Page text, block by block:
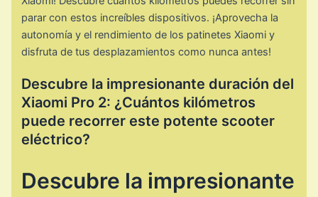
parar con estos increíbles dispositivos. ¡Aprovecha la
autonomía y el rendimiento de los patinetes Xiaomi y
disfruta de tus desplazamientos como nunca antes!
Descubre la impresionante duración del
Xiaomi Pro 2: ¿Cuántos kilómetros
puede recorrer este potente scooter
eléctrico?
Descubre la impresionante